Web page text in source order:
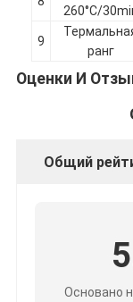
Проверка
Слипчивая
Клейкая
260°C/
9
ранг
Оценки И
Общий
Основано